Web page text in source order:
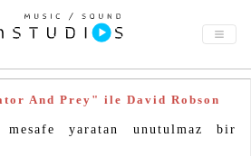
And Prey" ile David Robson
yaratan unutulmaz bir